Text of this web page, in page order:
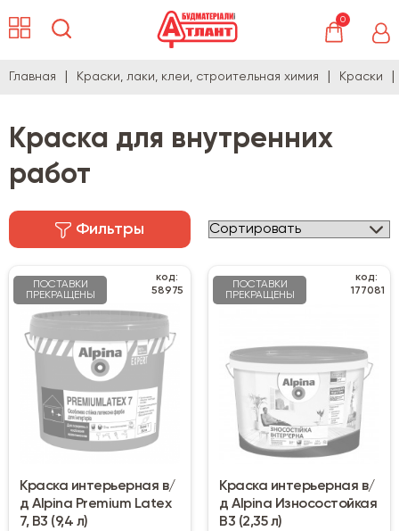
0
Главная Краски, лаки, клеи, строительная химия Краски
Краска для внутренних
работ
Фильтры
ПОСТАВКИ
ПРЕКРАЩЕНЫ
код:
58975
Краска интерьерная в/
д Alpina Premium Latex
7, B3 (9,4 л)
ПОСТАВКИ
ПРЕКРАЩЕНЫ
код:
177081
Краска интерьерная в/
д Alpina Износостойкая
B3 (2,35 л)